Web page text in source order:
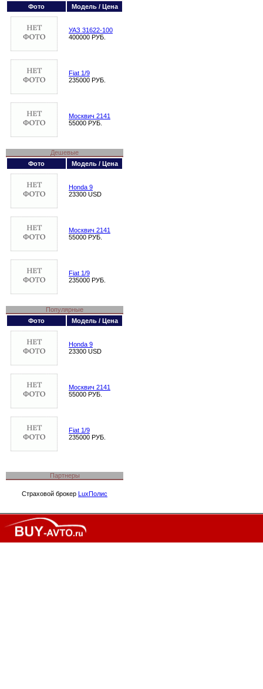
Фото
Модель / Цена
УАЗ 31622-100
400000 РУБ.
Fiat 1/9
235000 РУБ.
Москвич 2141
55000 РУБ.
Дешевые
Фото
Модель / Цена
Honda 9
23300 USD
Москвич 2141
55000 РУБ.
Fiat 1/9
235000 РУБ.
Популярные
Фото
Модель / Цена
Honda 9
23300 USD
Москвич 2141
55000 РУБ.
Fiat 1/9
235000 РУБ.
Партнеры
Страховой брокер LuxПолис